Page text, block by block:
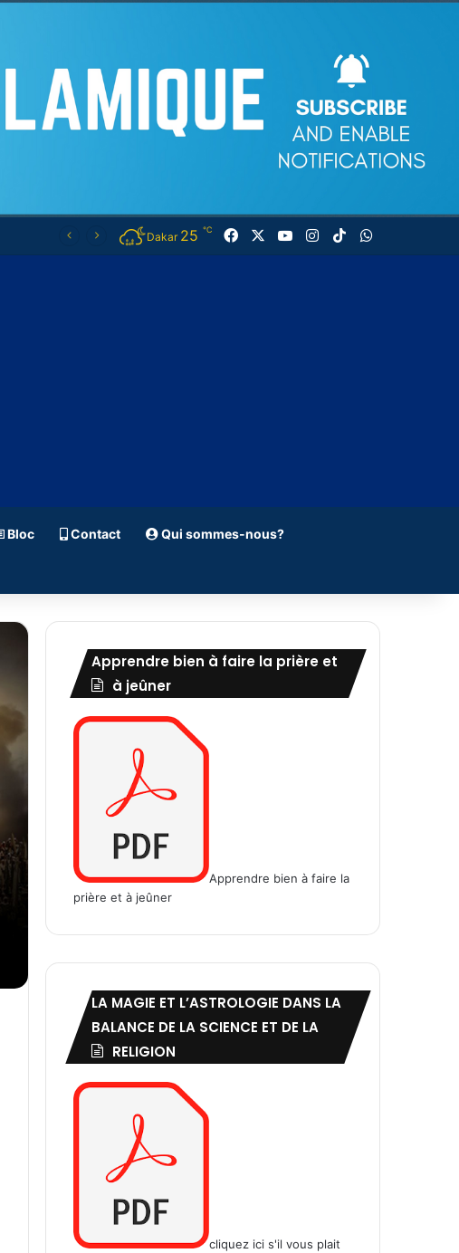
Dakar 25 ℃ Facebook YouTubeInstagram
TikTok
Bloc Contact Qui sommes-nous?
Apprendre bien à faire la prière et
à jeûner
Apprendre bien à faire la
prière et à jeûner
LA MAGIE ET L’ASTROLOGIE DANS LA
BALANCE DE LA SCIENCE ET DE LA
RELIGION
cliquez ici s'il vous plait